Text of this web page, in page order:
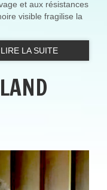
et aux résistances
visible fragilise la
LIRE LA SUITE